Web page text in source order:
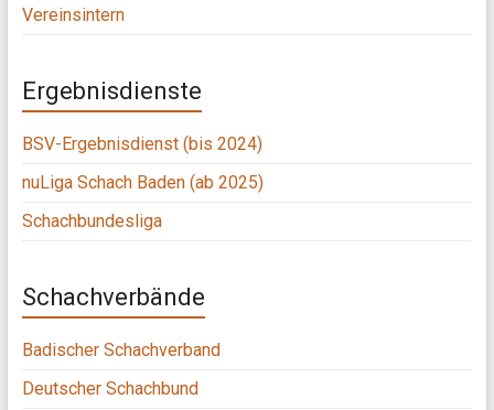
Vereinsintern
Ergebnisdienste
BSV-Ergebnisdienst (bis 2024)
nuLiga Schach Baden (ab 2025)
Schachbundesliga
Schachverbände
Badischer Schachverband
Deutscher Schachbund